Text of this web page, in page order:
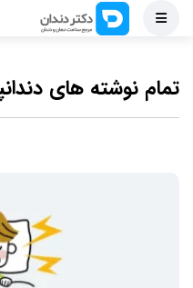
تمام نوشته های